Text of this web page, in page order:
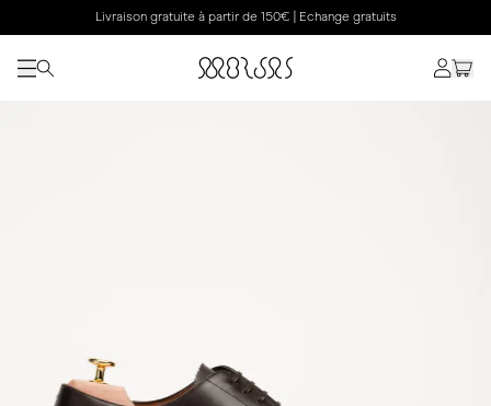
Livraison gratuite à partir de 150€ | Echange gratuits